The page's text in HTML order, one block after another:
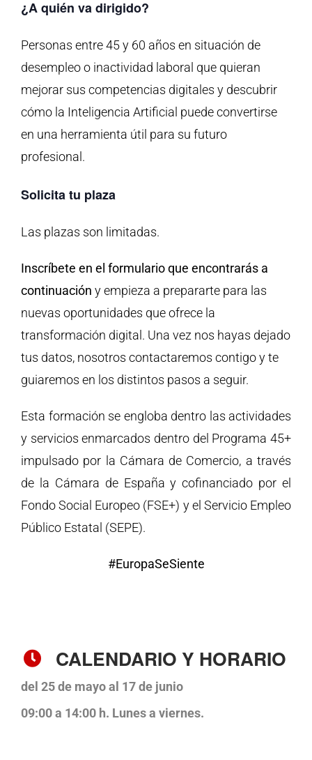
¿A quién va dirigido?
Personas entre 45 y 60 años en situación de
desempleo o inactividad laboral que quieran
mejorar sus competencias digitales y descubrir
cómo la Inteligencia Artificial puede convertirse
en una herramienta útil para su futuro
profesional.
Solicita tu plaza
Las plazas son limitadas.
Inscríbete en el formulario que encontrarás a
continuación y empieza a prepararte para las
nuevas oportunidades que ofrece la
transformación digital. Una vez nos hayas dejado
tus datos, nosotros contactaremos contigo y te
guiaremos en los distintos pasos a seguir.
Esta formación se engloba dentro las actividades
y servicios enmarcados dentro del Programa 45+
impulsado por la Cámara de Comercio, a través
de la Cámara de España y cofinanciado por el
Fondo Social Europeo (FSE+) y el Servicio Empleo
Público Estatal (SEPE).
#EuropaSeSiente
CALENDARIO Y HORARIO
del 25 de mayo al 17 de junio
09:00 a 14:00 h. Lunes a viernes.